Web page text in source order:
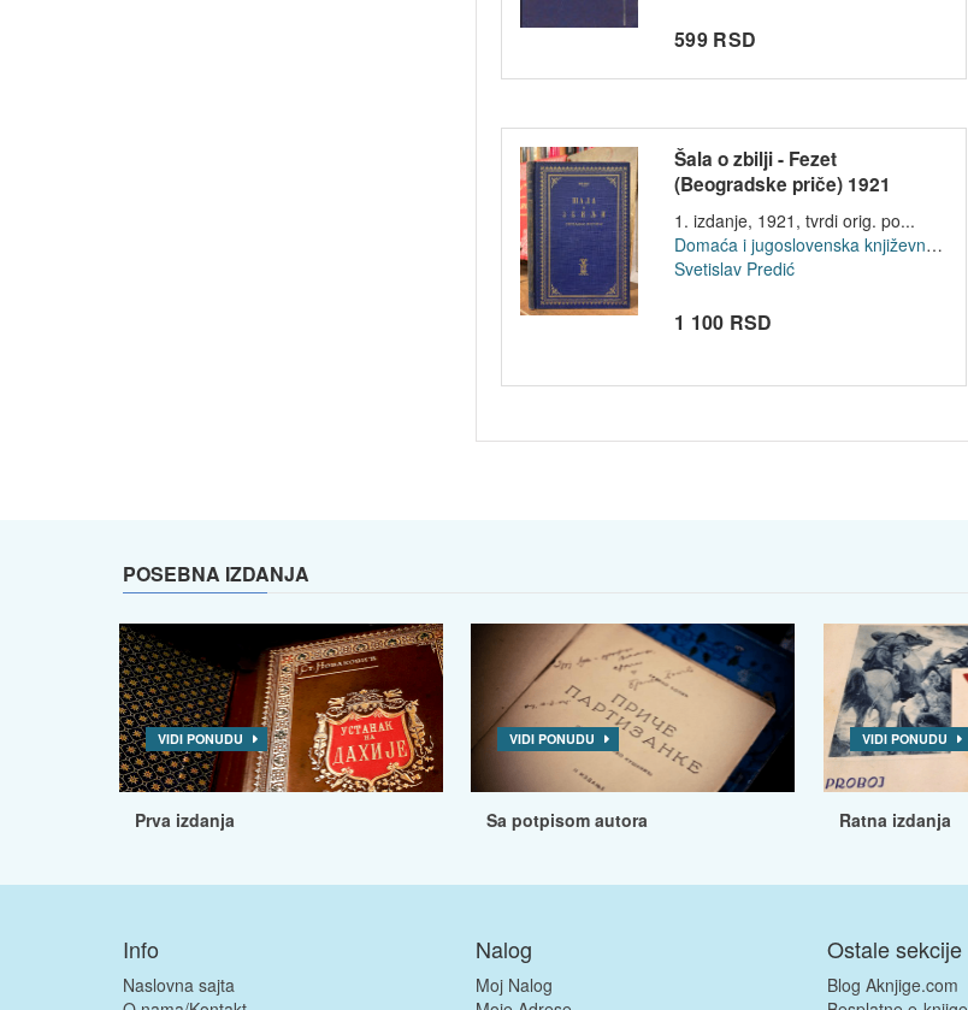
599 RSD
Šala o zbilji - Fezet
(Beogradske priče) 1921
1. izdanje, 1921, tvrdi orig. po...
Domaća i jugoslovenska književnost
Svetislav Predić
1 100 RSD
POSEBNA IZDANJA
VIDI PONUDU
Prva izdanja
VIDI PONUDU
Sa potpisom autora
VIDI PONUDU
Ratna izdanja
Info
Naslovna sajta
Nalog
Moj Nalog
Ostale sekcije
Blog Aknjige.com